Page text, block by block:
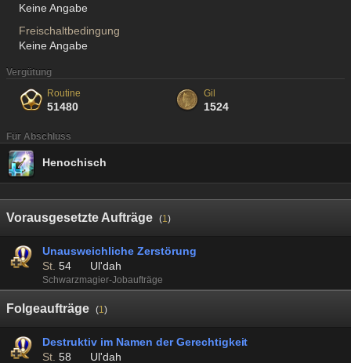
Keine Angabe
Freischaltbedingung
Keine Angabe
Vergütung
Routine
51480
Gil
1524
Für Abschluss
Henochisch
Vorausgesetzte Aufträge (1)
Unausweichliche Zerstörung
St. 54 Ul'dah
Schwarzmagier-Jobaufträge
Folgeaufträge (1)
Destruktiv im Namen der Gerechtigkeit
St. 58 Ul'dah